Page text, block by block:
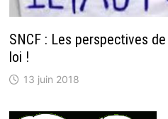
SNCF : Les perspectives
loi !
13 juin 2018